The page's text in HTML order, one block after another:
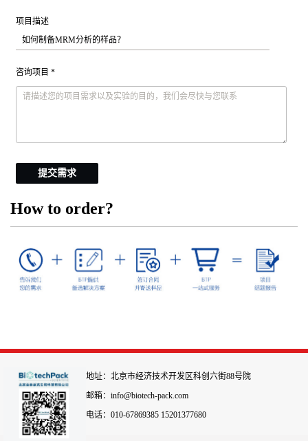
项目描述
咨询项目 *
提交需求
How to order?
地址：北京市经济技术开发区科创六街88号院
邮箱：info@biotech-pack.com
电话：010-67869385 15201377680